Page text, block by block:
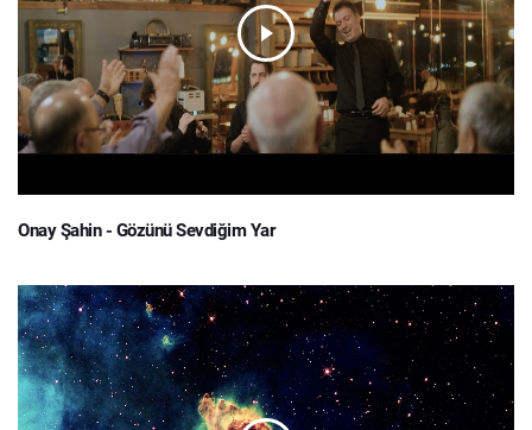
Onay Şahin - Gözünü Sevdiğim Yar